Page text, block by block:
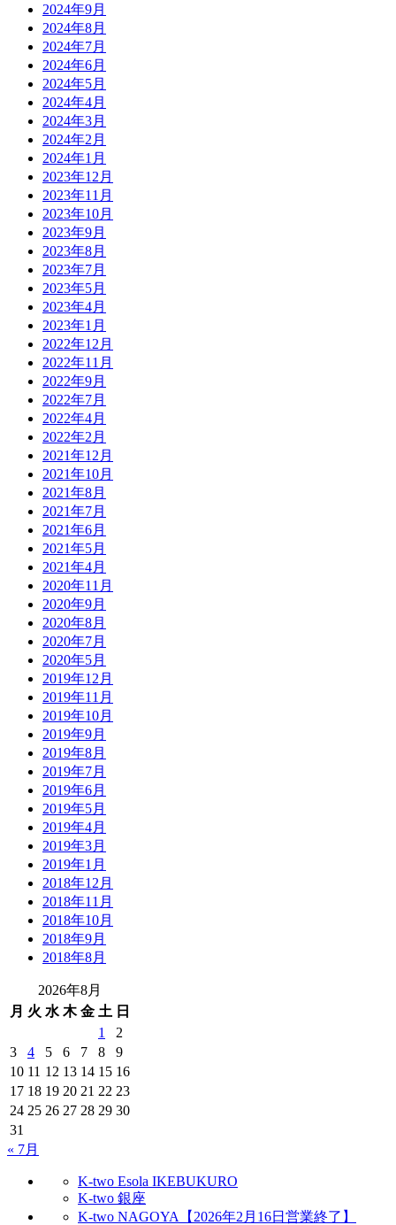
2024年9月
2024年8月
2024年7月
2024年6月
2024年5月
2024年4月
2024年3月
2024年2月
2024年1月
2023年12月
2023年11月
2023年10月
2023年9月
2023年8月
2023年7月
2023年5月
2023年4月
2023年1月
2022年12月
2022年11月
2022年9月
2022年7月
2022年4月
2022年2月
2021年12月
2021年10月
2021年8月
2021年7月
2021年6月
2021年5月
2021年4月
2020年11月
2020年9月
2020年8月
2020年7月
2020年5月
2019年12月
2019年11月
2019年10月
2019年9月
2019年8月
2019年7月
2019年6月
2019年5月
2019年4月
2019年3月
2019年1月
2018年12月
2018年11月
2018年10月
2018年9月
2018年8月
2026年8月
月 火 水 木 金 土 日
1
2
3
4 5 6 7 8
9
10 11 12 13 14 15 16
17 18 19 20 21 22 23
24 25 26 27 28 29 30
31
« 7月
K-two Esola IKEBUKURO
K-two 銀座
K-two NAGOYA【2026年2月16日営業終了】